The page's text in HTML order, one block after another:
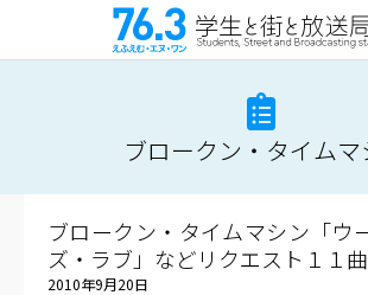
ブロークン・タイムマ
ブロークン・タイムマシン「ウ
ズ・ラブ」などリクエスト１１曲
2010年9月20日